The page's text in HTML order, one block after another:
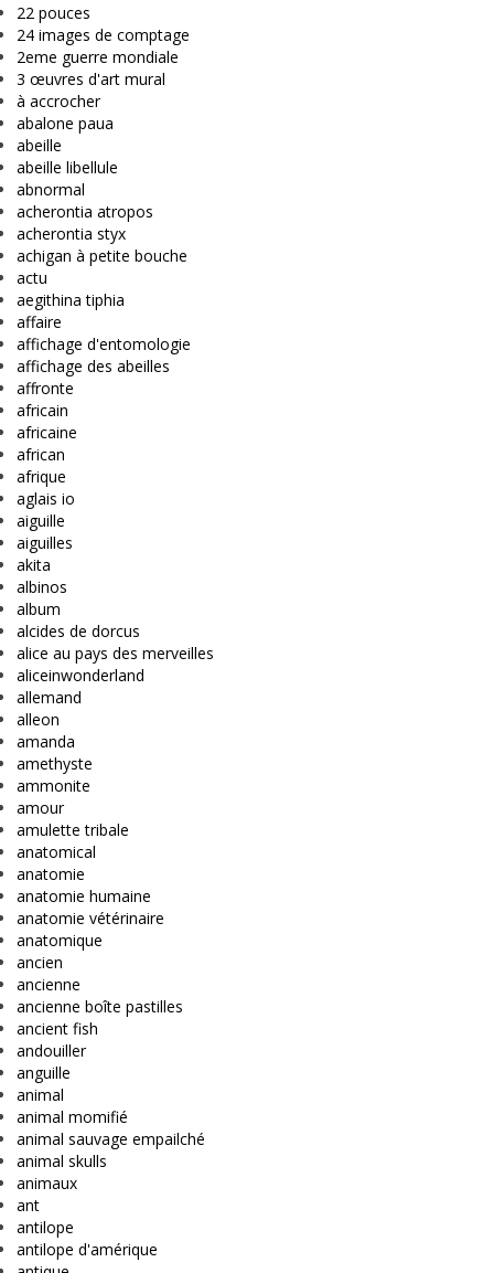
22 pouces
24 images de comptage
2eme guerre mondiale
3 œuvres d'art mural
à accrocher
abalone paua
abeille
abeille libellule
abnormal
acherontia atropos
acherontia styx
achigan à petite bouche
actu
aegithina tiphia
affaire
affichage d'entomologie
affichage des abeilles
affronte
africain
africaine
african
afrique
aglais io
aiguille
aiguilles
akita
albinos
album
alcides de dorcus
alice au pays des merveilles
aliceinwonderland
allemand
alleon
amanda
amethyste
ammonite
amour
amulette tribale
anatomical
anatomie
anatomie humaine
anatomie vétérinaire
anatomique
ancien
ancienne
ancienne boîte pastilles
ancient fish
andouiller
anguille
animal
animal momifié
animal sauvage empailché
animal skulls
animaux
ant
antilope
antilope d'amérique